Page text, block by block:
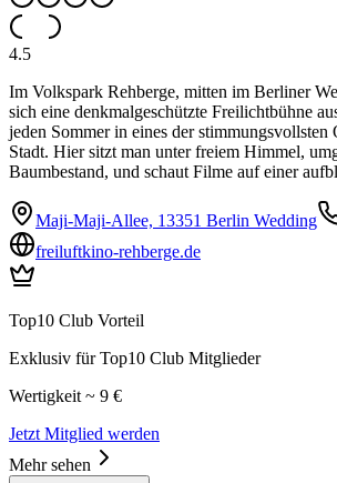
4.5
Im Volkspark Rehberge, mitten im Berliner
sich eine denkmalgeschützte Freilichtbühne
jeden Sommer in eines der
Stadt. Hier sitzt man unter freiem Himmel,
Baumbestand, und schaut Filme auf einer
Maji-Maji-Allee, 13351 Berlin Wedding
freiluftkino-rehberge.de
Top10 Club Vorteil
Exklusiv für Top10 Club Mitglieder
Wertigkeit ~ 9 €
Jetzt Mitglied werden
Mehr sehen